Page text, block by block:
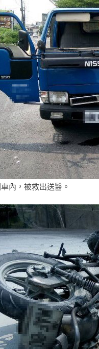
內，被救出送醫。